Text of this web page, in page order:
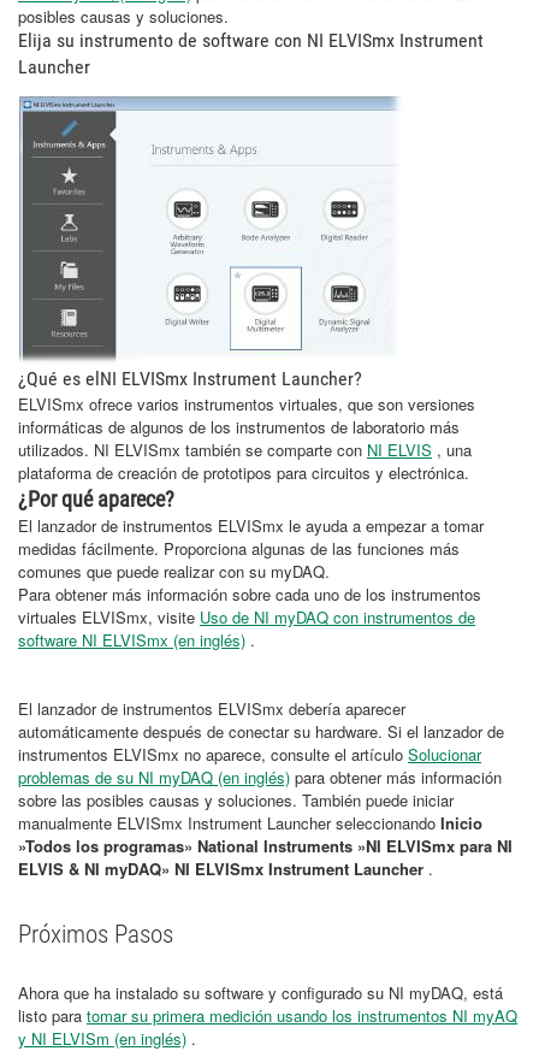
posibles causas y soluciones.
Elija su instrumento de software con NI ELVISmx Instrument
Launcher
¿Qué es elNI ELVISmx Instrument Launcher?
ELVISmx ofrece varios instrumentos virtuales, que son versiones
informáticas de algunos de los instrumentos de laboratorio más
utilizados. NI ELVISmx también se comparte con NI ELVIS , una
plataforma de creación de prototipos para circuitos y electrónica.
¿Por qué aparece?
El lanzador de instrumentos ELVISmx le ayuda a empezar a tomar
medidas fácilmente. Proporciona algunas de las funciones más
comunes que puede realizar con su myDAQ.
Para obtener más información sobre cada uno de los instrumentos
virtuales ELVISmx, visite Uso de NI myDAQ con instrumentos de
software NI ELVISmx (en inglés) .
El lanzador de instrumentos ELVISmx debería aparecer
automáticamente después de conectar su hardware. Si el lanzador de
instrumentos ELVISmx no aparece, consulte el artículo Solucionar
problemas de su NI myDAQ (en inglés) para obtener más información
sobre las posibles causas y soluciones. También puede iniciar
manualmente ELVISmx Instrument Launcher seleccionando Inicio
»Todos los programas» National Instruments »NI ELVISmx para NI
ELVIS & NI myDAQ» NI ELVISmx Instrument Launcher .
Próximos Pasos
Ahora que ha instalado su software y configurado su NI myDAQ, está
listo para tomar su primera medición usando los instrumentos NI myAQ
y NI ELVISm (en inglés) .